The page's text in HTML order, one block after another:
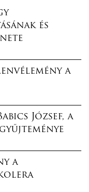
és
a
József, a
a